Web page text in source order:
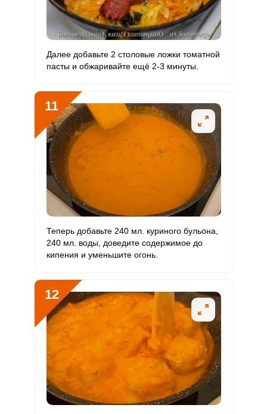
Далее добавьте 2 столовые ложки томатной
пасты и обжаривайте ещё 2-3 минуты.
11
Теперь добавьте 240 мл. куриного бульона,
240 мл. воды, доведите содержимое до
кипения и уменьшите огонь.
12
Запомнить меня
ЕЩЕ НЕ ЗАРЕГИСТРИРОВАННЫ?
Забыли пароль?
и питательное блюдо, которое легко приготовить. Для
приготовления тефтелей возьмите 1 луковицу, очистите
Отправляя эту форму, вы соглашаетесь сПравилами сайта
Политикой конфиденциальности ,Политикой обработки
ОТПРАВИТЬ СООБЩЕНИЕ